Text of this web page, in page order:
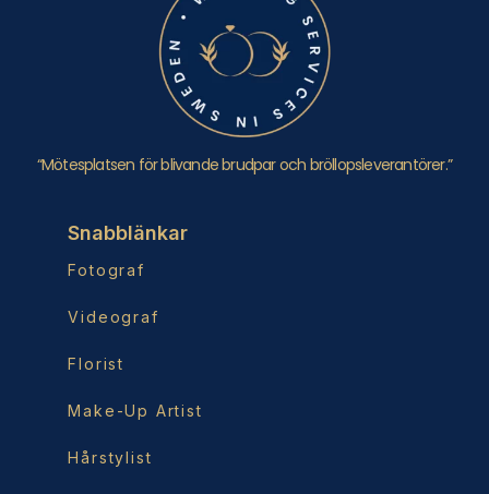
“Mötesplatsen för blivande brudpar och bröllopsleverantörer.”
Snabblänkar
Fotograf
Videograf
Florist
Make-Up Artist
Hårstylist